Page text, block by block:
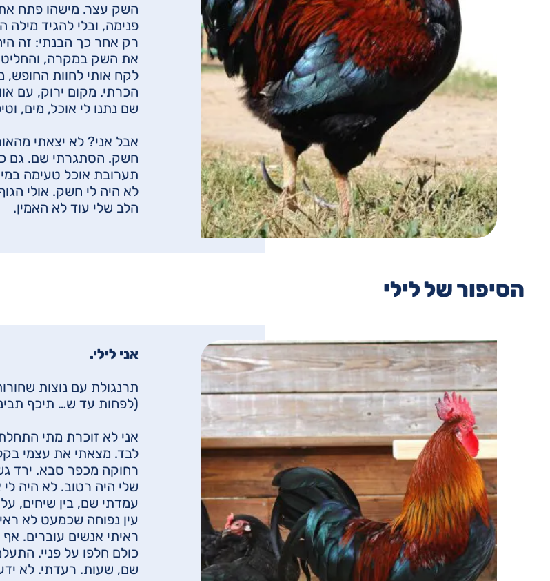
השק עצר. מישהו פתח
פנימה, ובלי להגיד מילה
רק אחר כך הבנתי: זה
את השק במקרה, והחליט
לקח אותי לחוות
הכרתי. מקום ירוק, עם
שם נתנו לי אוכל, מים,
אבל אני? לא יצאתי
חשק. הסתגרתי שם. גם
תערובת אוכל טעימה
לא היה לי חשק. אולי
הלב שלי עוד לא האמין.
הסיפור של לילי
אני לילי.
תרנגולת עם נוצות
(לפחות עד ש… תיכף
אני לא זוכרת מתי
לבד. מצאתי את עצמי
רחוקה מכפר סבא. ירד
שלי היה רטוב. לא היה
עמדתי שם, בין שיחים,
עין נפוחה שכמעט לא
ראיתי אנשים עוברים.
כולם חלפו על פניי.
שם, שעות. רעדתי. לא